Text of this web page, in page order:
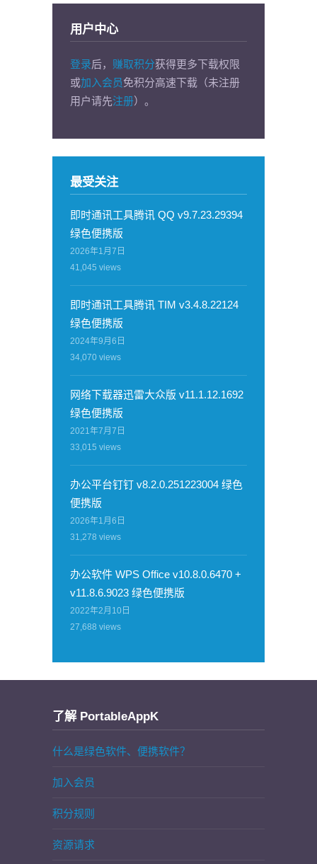
用户中心
登录后， 赚取积分获得更多下载权限
或加入会员免积分高速下载（未注册
用户请先注册）。
最受关注
即时通讯工具腾讯 QQ v9.7.23.29394
绿色便携版
2026年1月7日
41,045 views
即时通讯工具腾讯 TIM v3.4.8.22124
绿色便携版
2024年9月6日
34,070 views
网络下载器迅雷大众版 v11.1.12.1692
绿色便携版
2021年7月7日
33,015 views
办公平台钉钉 v8.2.0.251223004 绿色
便携版
2026年1月6日
31,278 views
办公软件 WPS Office v10.8.0.6470 +
v11.8.6.9023 绿色便携版
2022年2月10日
27,688 views
了解 PortableAppK
什么是绿色软件、便携软件？
加入会员
积分规则
资源请求